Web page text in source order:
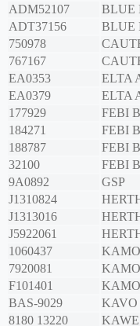
ADM52107
BLUE
ADT37156
BLUE
750978
767167
EA0353
ELTA
EA0379
ELTA
177929
FEBI
184271
FEBI
188787
FEBI
32100
FEBI
9A0892
GSP
J1310824
J1313016
J5922061
1060437
7920081
F101401
BAS-9029
KAVO
8180 13220
KAWE